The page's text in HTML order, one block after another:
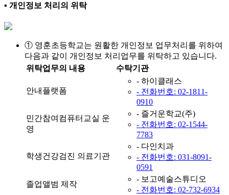
▪ 개인정보 처리의 위탁
① 영훈초등학교는 원활한 개인정보 업무처리를 위하여
다음과 같이 개인정보 처리업무를 위탁하고 있습니다.
위탁업무의 내용
수탁기관
안내플랫폼
- 하이클래스
- 전화번호: 02-1811-
0910
민간참여컴퓨터교실 운
영
- 즐거운학교(주)
- 전화번호: 02-1544-
7783
학생건강검진 의료기관
- 다인치과
- 전화번호: 031-8091-
0591
졸업앨범 제작
- 보고예술스튜디오
- 전화번호: 02-732-6934